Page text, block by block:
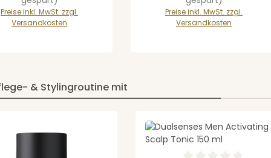
Preise inkl. MwSt. zzgl.
Versandkosten
Preise inkl. MwSt. zzgl.
Versandkosten
& Stylingroutine mit